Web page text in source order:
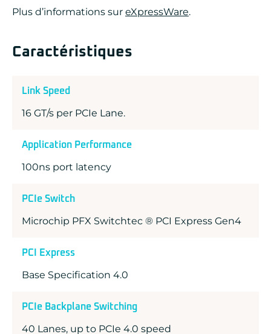
Plus d’informations sur eXpressWare.
Caractéristiques
Link Speed
16 GT/s per PCIe Lane.
Application Performance
100ns port latency
PCIe Switch
Microchip PFX Switchtec ® PCI Express Gen4
PCI Express
Base Specification 4.0
PCIe Backplane Switching
40 Lanes, up to PCIe 4.0 speed